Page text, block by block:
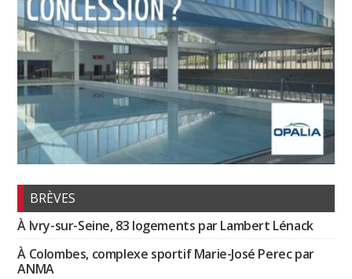
BRÈVES
À Ivry-sur-Seine, 83 logements par Lambert Lénack
À Colombes, complexe sportif Marie-José Perec par
ANMA